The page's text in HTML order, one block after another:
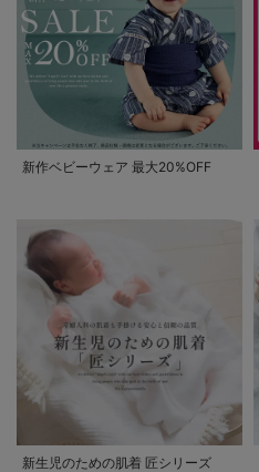
新作ベビーウェア 最大20%OFF
新生児のための肌着 匠シリーズ